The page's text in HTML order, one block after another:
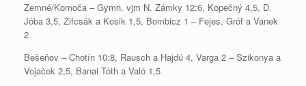
Zemné/Komoča – Gymn. vjm N. Zámky 12:6, Kopečný 4,5, D.
Jóba 3,5, Zifcsák a Kosik 1,5, Bombicz 1 – Fejes, Gróf a Vanek
2
Bešeňov – Chotín 10:8, Rausch a Hajdú 4, Varga 2 – Szikonya a
Vojaček 2,5, Banai Tóth a Való 1,5